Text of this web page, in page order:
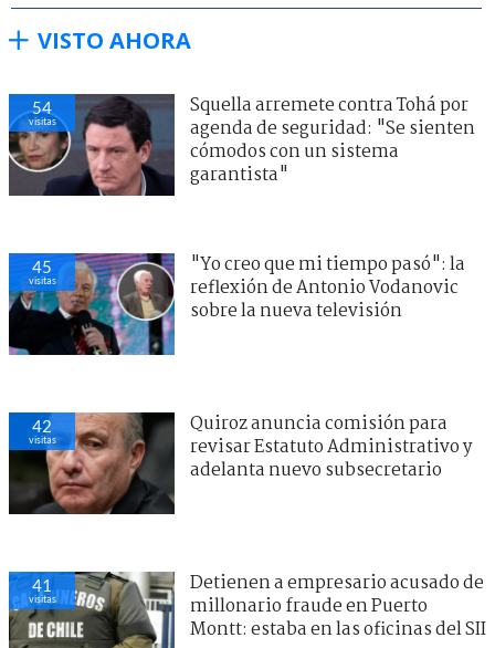
VISTO AHORA
54
visitas
Squella arremete contra Tohá por
agenda de seguridad: "Se sienten
cómodos con un sistema
garantista"
45
visitas
"Yo creo que mi tiempo pasó": la
reflexión de Antonio Vodanovic
sobre la nueva televisión
42
visitas
Quiroz anuncia comisión para
revisar Estatuto Administrativo y
adelanta nuevo subsecretario
41
visitas
Detienen a empresario acusado de
millonario fraude en Puerto
Montt: estaba en las oficinas del SII